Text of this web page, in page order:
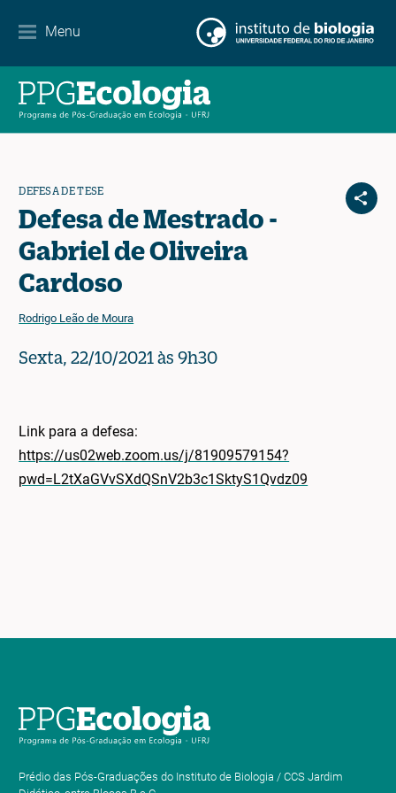
Menu
Contact
DEFESA DE TESE
Defesa de Mestrado -
Gabriel de Oliveira
Cardoso
Rodrigo Leão de Moura
Sexta, 22/10/2021 às 9h30
Link para a defesa:
https://us02web.zoom.us/j/81909579154?
pwd=L2tXaGVvSXdQSnV2b3c1SktyS1Qvdz09
Prédio das Pós-Graduações do Instituto de Biologia / CCS Jardim